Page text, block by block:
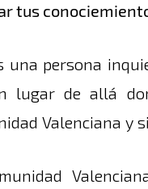
tus
una persona
lugar de allá
Valenciana y